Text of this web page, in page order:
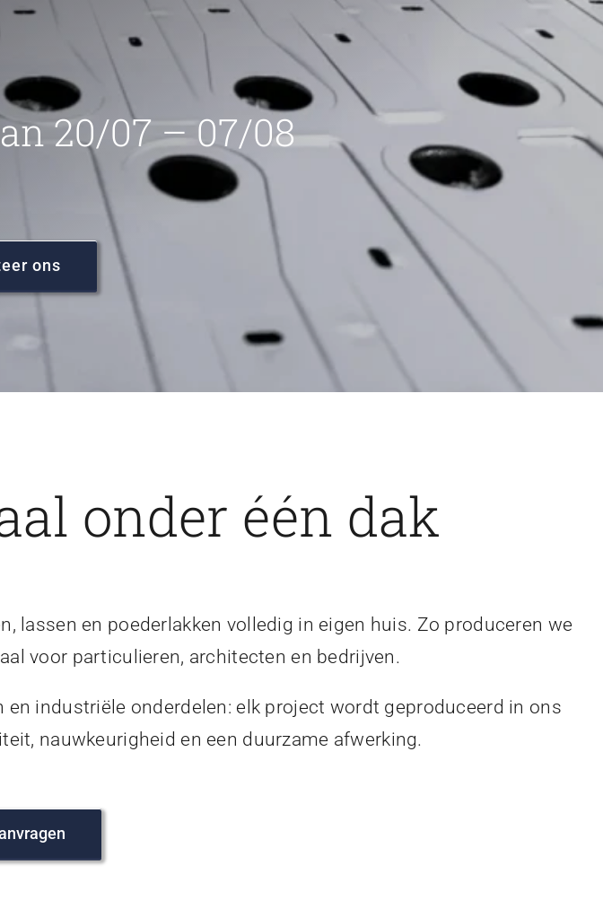
20/07 – 07/08
ons
onder één dak
lassen en poederlakken volledig in eigen huis. Zo produceren we
voor particulieren, architecten en bedrijven.
industriële onderdelen: elk project wordt geproduceerd in ons
nauwkeurigheid en een duurzame afwerking.